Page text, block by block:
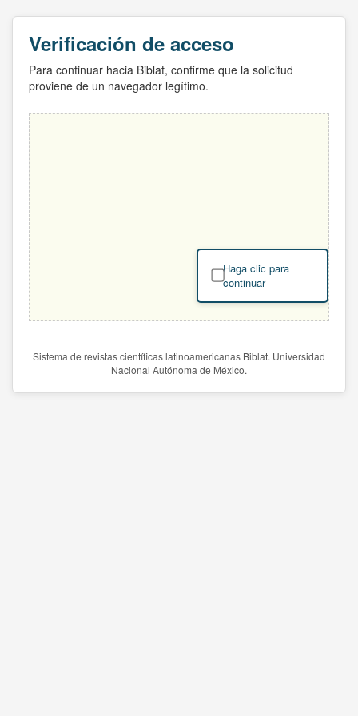
Verificación de acceso
Para continuar hacia Biblat, confirme que la solicitud
proviene de un navegador legítimo.
Haga clic para
continuar
Sistema de revistas científicas latinoamericanas Biblat. Universidad
Nacional Autónoma de México.